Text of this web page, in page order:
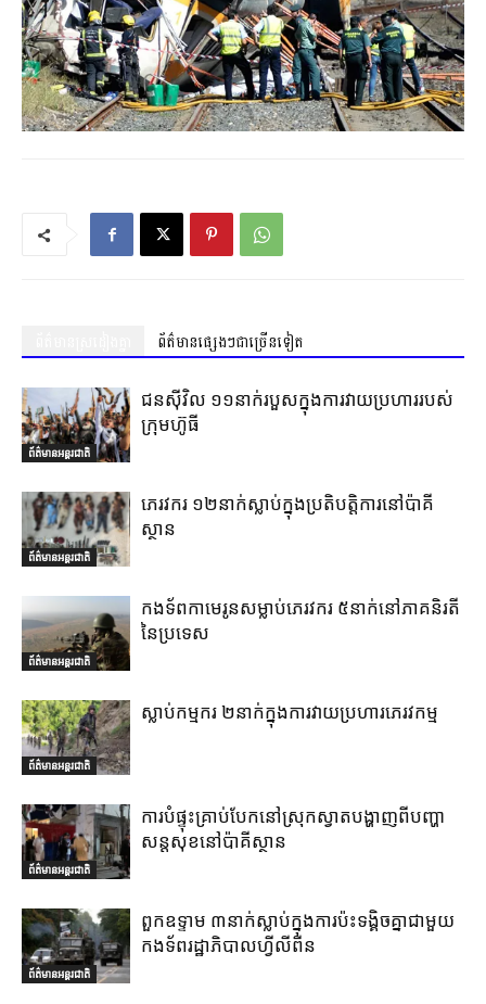
ព័ត៌មានផ្សេងៗជាច្រើនទៀត
ព័ត៌មានអន្តរជាតិ
ជនស៊ីវិល ១១នាក់របួសក្នុងការវាយប្រហាររបស់
ក្រុមហ៊ូធី
ព័ត៌មានអន្តរជាតិ
ភេរវករ ១២នាក់ស្លាប់ក្នុងប្រតិបត្តិការនៅប៉ាគី
ស្ថាន
ព័ត៌មានអន្តរជាតិ
កងទ័ពកាមេរូនសម្លាប់ភេរវករ ៥នាក់នៅភាគនិរតី
នៃប្រទេស
ព័ត៌មានអន្តរជាតិ
ស្លាប់កម្មករ ២នាក់ក្នុងការវាយប្រហារភេរវកម្ម
ព័ត៌មានអន្តរជាតិ
ការបំផ្ទុះគ្រាប់បែកនៅស្រុកស្វាតបង្ហាញពីបញ្ហា
សន្តសុខនៅប៉ាគីស្ថាន
ព័ត៌មានអន្តរជាតិ
ពួកឧទ្ទាម ៣នាក់ស្លាប់ក្នុងការប៉ះទង្គិចគ្នាជាមួយ
កងទ័ពរដ្ឋាភិបាលហ្វីលីពីន